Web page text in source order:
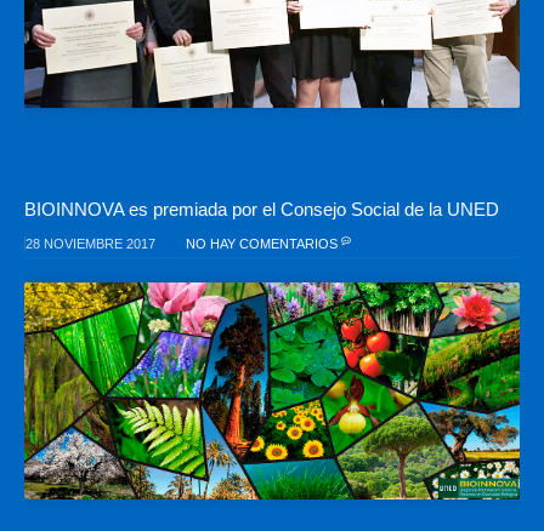
BIOINNOVA es premiada por el Consejo Social de la UNED
28 NOVIEMBRE 2017 NO HAY COMENTARIOS